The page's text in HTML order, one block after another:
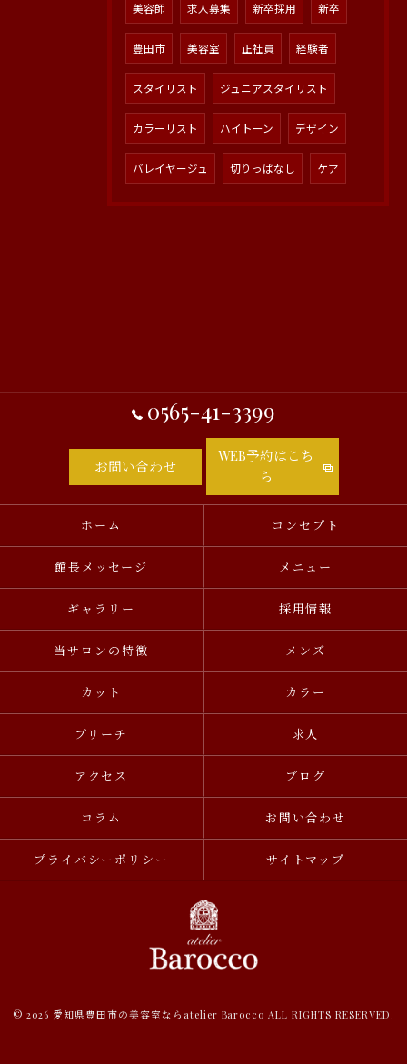
美容師 求人募集 新卒採用 新卒
豊田市 美容室 正社員 経験者
スタイリスト ジュニアスタイリスト
カラーリスト ハイトーン デザイン
バレイヤージュ 切りっぱなし ケア
0565-41-3399
お問い合わせ
WEB予約はこち
ら
ホーム コンセプト
館長メッセージ メニュー
ギャラリー 採用情報
当サロンの特徴 メンズ
カット カラー
ブリーチ 求人
アクセス ブログ
コラム お問い合わせ
プライバシーポリシー サイトマップ
© 2026 愛知県豊田市の美容室ならatelier Barocco ALL RIGHTS RESERVED.